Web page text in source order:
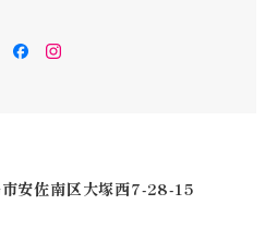
Twitter
Facebook
Instagram
安佐南区大塚西7-28-15